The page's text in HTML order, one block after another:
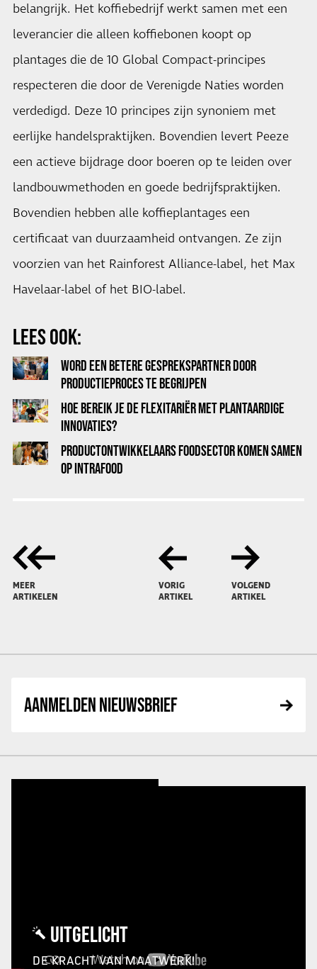
belangrijk. Het koffiebedrijf werkt samen met een
leverancier die alleen koffiebonen koopt op
plantages die de 10 Global Compact-principes
respecteren die door de Verenigde Naties worden
verdedigd. Deze 10 principes zijn synoniem met
eerlijke handelspraktijken. Bovendien levert Peeze
een actieve bijdrage door boeren op te leiden over
landbouwmethoden en goede bedrijfspraktijken.
Bovendien hebben alle koffieplantages een
certificaat van duurzaamheid ontvangen. Ze zijn
voorzien van het Rainforest Alliance-label, het Max
Havelaar-label of het BIO-label.
LEES OOK:
WORD EEN BETERE GESPREKSPARTNER DOOR
PRODUCTIEPROCES TE BEGRIJPEN
HOE BEREIK JE DE FLEXITARIËR MET PLANTAARDIGE
INNOVATIES?
PRODUCTONTWIKKELAARS FOODSECTOR KOMEN SAMEN
OP INTRAFOOD
MEER
ARTIKELEN
VORIG
ARTIKEL
VOLGEND
ARTIKEL
AANMELDEN NIEUWSBRIEF
UITGELICHT
DE KRACHT VAN MAATWERK!